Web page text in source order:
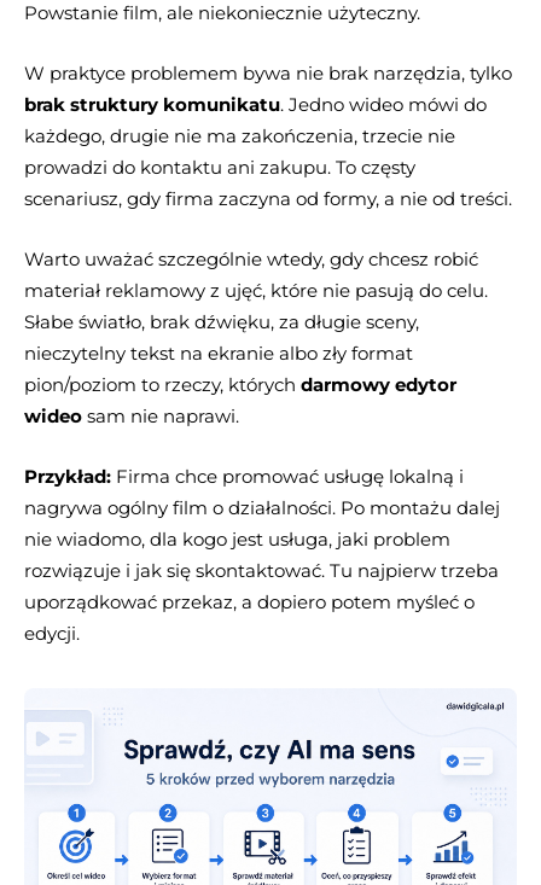
Powstanie film, ale niekoniecznie użyteczny.
W praktyce problemem bywa nie brak narzędzia, tylko
brak struktury komunikatu. Jedno wideo mówi do
każdego, drugie nie ma zakończenia, trzecie nie
prowadzi do kontaktu ani zakupu. To częsty
scenariusz, gdy firma zaczyna od formy, a nie od treści.
Warto uważać szczególnie wtedy, gdy chcesz robić
materiał reklamowy z ujęć, które nie pasują do celu.
Słabe światło, brak dźwięku, za długie sceny,
nieczytelny tekst na ekranie albo zły format
pion/poziom to rzeczy, których darmowy edytor
wideo sam nie naprawi.
Przykład: Firma chce promować usługę lokalną i
nagrywa ogólny film o działalności. Po montażu dalej
nie wiadomo, dla kogo jest usługa, jaki problem
rozwiązuje i jak się skontaktować. Tu najpierw trzeba
uporządkować przekaz, a dopiero potem myśleć o
edycji.